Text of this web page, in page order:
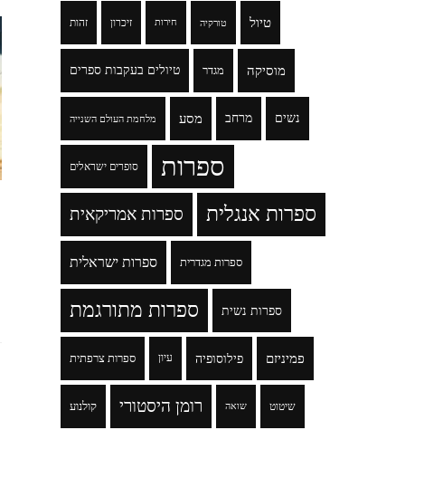
זהות זיכרון חירות טורקיה טיול
טיולים בעקבות ספרים מגדר מוסיקה
מלחמת העולם השנייה מסע מרחב נשים
סופרים ישראלים ספרות
ספרות אמריקאית ספרות אנגלית
ספרות ישראלית ספרות מגדרית
ספרות מתורגמת ספרות נשית
ספרות צרפתית עיון פילוסופיה פמיניזם
קולנוע רומן היסטורי שואה שיטוט